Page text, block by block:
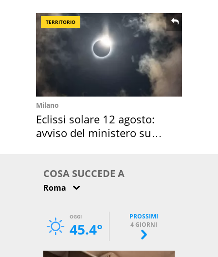
TERRITORIO
Milano
Eclissi solare 12 agosto:
avviso del ministero su